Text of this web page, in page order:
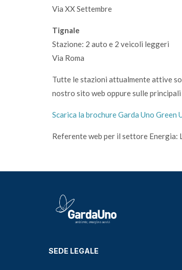
Via XX Settembre
Tignale
Stazione: 2 auto e 2 veicoli leggeri
Via Roma
Tutte le stazioni attualmente attive
nostro sito web oppure sulle
Scarica la brochure Garda Uno Green
Referente web per il settore Energia:
SEDE LEGALE